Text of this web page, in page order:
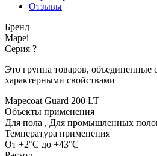
Отзывы
Бренд
Mapei
Серия ?
Это группа товаров, объединенные
характерными свойствами
Mapecoat Guard 200 LT
Объекты применения
Для пола , Для промышленных
Температура применения
От +2°C до +43°C